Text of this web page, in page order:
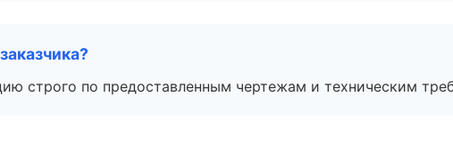
строго по предоставленным чертежам и техническим